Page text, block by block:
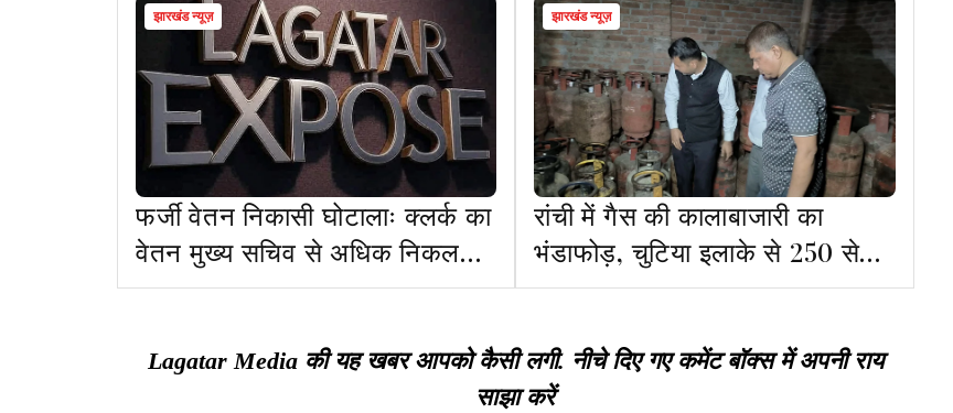
झारखंड न्यूज़
फर्जी वेतन निकासी घोटालाः क्लर्क का
वेतन मुख्य सचिव से अधिक निकलता
रहा और पकड़ में नहीं आया
झारखंड न्यूज़
रांची में गैस की कालाबाजारी का
भंडाफोड़, चुटिया इलाके से 250 से
अधिक सिलेंडर बरामद
Lagatar Media की यह खबर आपको कैसी लगी. नीचे दिए गए कमेंट बॉक्स में अपनी राय
साझा करें